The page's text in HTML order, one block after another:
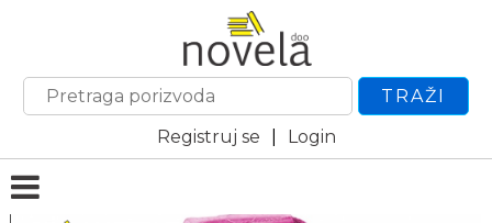
TRAŽI
Registruj se
Login